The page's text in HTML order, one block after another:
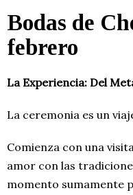
Bodas de
febrero
La Experiencia: Del
La ceremonia es un
Comienza con una
amor con las
momento sumamente